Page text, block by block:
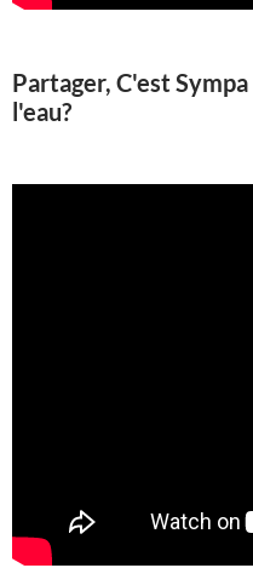
Partager, C'est
l'eau?